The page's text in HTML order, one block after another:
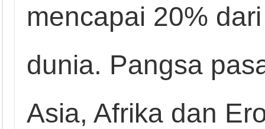
mencapai 20%
dunia. Pangsa
Asia, Afrika dan